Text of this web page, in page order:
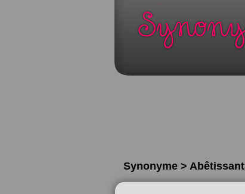
Synonyme > Abêtissant